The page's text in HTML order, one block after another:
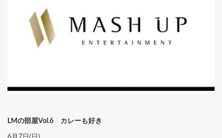
LMの部屋Vol.6 カレーも好き